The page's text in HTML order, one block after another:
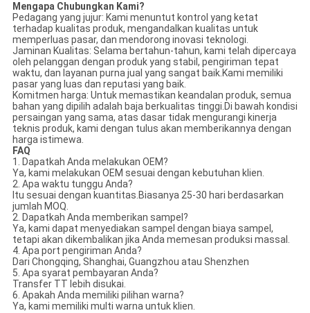
Mengapa C hubungkan Kami?
Pedagang yang jujur: Kami menuntut kontrol yang ketat
terhadap kualitas produk, mengandalkan kualitas untuk
memperluas pasar, dan mendorong inovasi teknologi.
Jaminan Kualitas: Selama bertahun-tahun, kami telah dipercaya
oleh pelanggan dengan produk yang stabil, pengiriman tepat
waktu, dan layanan purna jual yang sangat baik.Kami memiliki
pasar yang luas dan reputasi yang baik.
Komitmen harga: Untuk memastikan keandalan produk, semua
bahan yang dipilih adalah baja berkualitas tinggi.Di bawah kondisi
persaingan yang sama, atas dasar tidak mengurangi kinerja
teknis produk, kami dengan tulus akan memberikannya dengan
harga istimewa.
FAQ
1. Dapatkah Anda melakukan OEM?
Ya, kami melakukan OEM sesuai dengan kebutuhan klien.
2. Apa waktu tunggu Anda?
Itu sesuai dengan kuantitas.Biasanya 25-30 hari berdasarkan
jumlah MOQ.
2. Dapatkah Anda memberikan sampel?
Ya, kami dapat menyediakan sampel dengan biaya sampel,
tetapi akan dikembalikan jika Anda memesan produksi massal.
4. Apa port pengiriman Anda?
Dari Chongqing, Shanghai, Guangzhou atau Shenzhen
5. Apa syarat pembayaran Anda?
Transfer TT lebih disukai.
6. Apakah Anda memiliki pilihan warna?
Ya, kami memiliki multi warna untuk klien.